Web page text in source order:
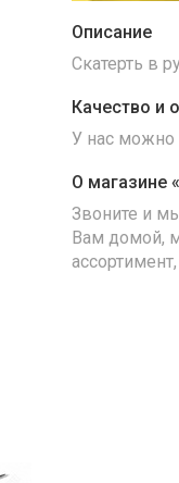
Описание
Скатерть в
Качество и
У нас можно
О магазине
Звоните и
Вам домой,